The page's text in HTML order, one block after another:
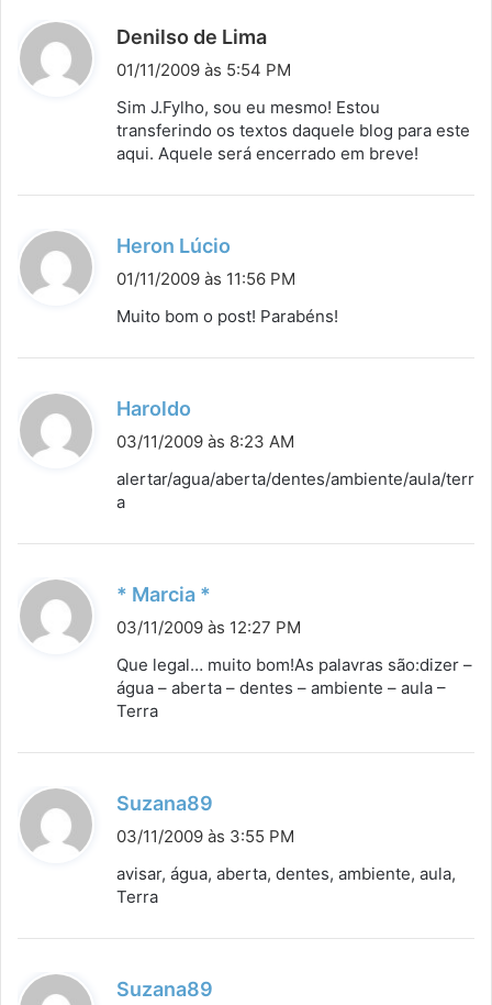
Denilso de Lima
i
s
e
01/11/2009 às 5:54 PM
Sim J.Fylho, sou eu mesmo! Estou
transferindo os textos daquele blog para este
aqui. Aquele será encerrado em breve!
Heron Lúcio
i
e
01/11/2009 às 11:56 PM
Muito bom o post! Parabéns!
Haroldo
i
03/11/2009 às 8:23 AM
alertar/agua/aberta/dentes/ambiente/aula/terr
a
* Marcia *
i
s
03/11/2009 às 12:27 PM
Que legal… muito bom!As palavras são:dizer –
água – aberta – dentes – ambiente – aula –
Terra
Suzana89
i
03/11/2009 às 3:55 PM
avisar, água, aberta, dentes, ambiente, aula,
Terra
Suzana89